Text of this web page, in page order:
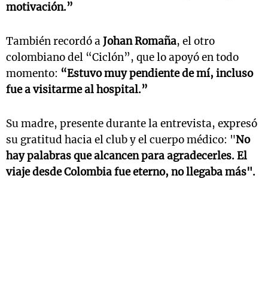
motivación.”
También recordó aJohan Romaña, el otro
colombiano del “Ciclón”, que lo apoyó en todo
momento: “Estuvo muy pendiente de mí, incluso
fue a visitarme al hospital.”
Su madre, presente durante la entrevista, expresó
su gratitud hacia el club y el cuerpo médico: "No
hay palabras que alcancen para agradecerles. El
viaje desde Colombia fue eterno, no llegaba más".